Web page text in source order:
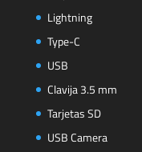
Lightning
Type-C
USB
Clavija 3.5 mm
Tarjetas SD
USB Camera